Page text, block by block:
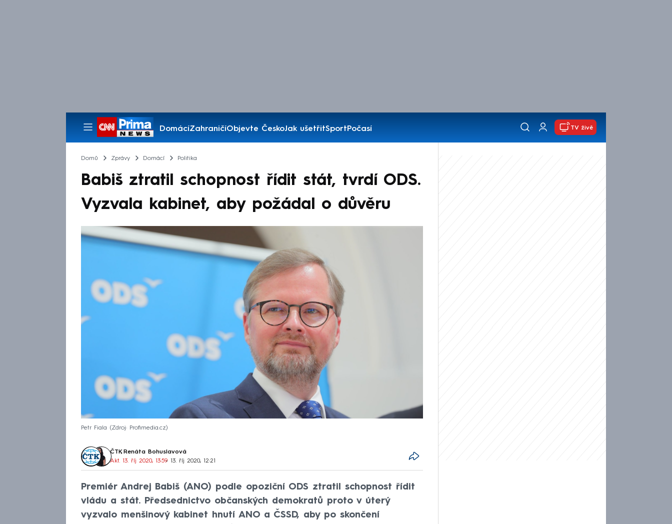
DomácíZahraničíObjevte ČeskoJak ušetřitSportPočasí
Pořady
TV živě
Domů Zprávy Domácí Politika
Babiš ztratil schopnost řídit stát, tvrdí ODS.
Vyzvala kabinet, aby požádal o důvěru
Petr Fiala Zdroj: Profimedia.cz
ČTK, Renáta Bohuslavová
Akt. 13. říj 2020, 13:59• 13. říj 2020, 12:21
Premiér Andrej Babiš (ANO) podle opoziční ODS ztratil schopnost řídit
vládu a stát. Předsednictvo občanských demokratů proto v úterý
vyzvalo menšinový kabinet hnutí ANO a ČSSD, aby po skončení